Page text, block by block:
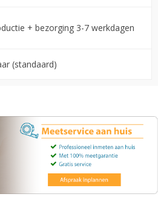
+ bezorging 3-7 werkdagen
(standaard)